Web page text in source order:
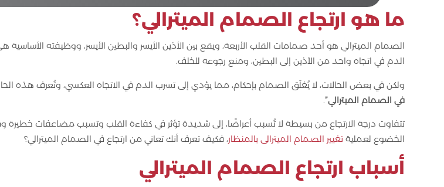
ما هو ارتجاع الصمام الميترالي؟
الصمام الميترالي هو أحد صمامات القلب الأربعة، ويقع بين الأذين الأيسر والبطين الأيسر، ووظيفته الأساسية
الدم في اتجاه واحد من الأذين إلى البطين، ومنع رجوعه للخلف.
ولكن في بعض الحالات، لا يُغلَق الصمام بإحكام، مما يؤدي إلى تسرب الدم في الاتجاه العكسي، وتُعرف هذه
في الصمام الميترالي”.
تتفاوت درجة الارتجاع من بسيطة لا تُسبب أعراضًا، إلى شديدة تؤثر في كفاءة القلب وتسبب مضاعفات
الخضوع لعمليةتغيير الصمام الميترالى بالمنظار، فكيف تعرف أنك تعاني من ارتجاع في الصمام الميترالي؟
أسباب ارتجاع الصمام الميترالي